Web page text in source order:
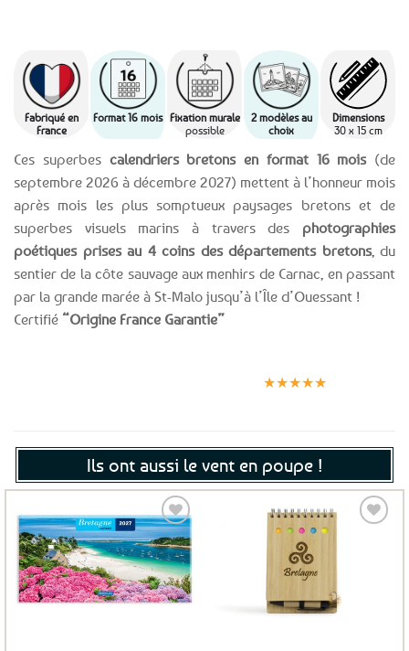
Ces superbes calendriers bretons en format 16 mois(de
septembre 2026 à décembre 2027) mettent à l’honneur mois
après mois les plus somptueux paysages bretons et de
superbes visuels marins à travers des photographies
poétiques prises au 4 coins des départements bretons, du
sentier de la côte sauvage aux menhirs de Carnac, en passant
par la grande marée à St-Malo jusqu’à l’Île d’Ouessant !
Certifié “Origine France Garantie”
Fabriqué en
France
Format 16 mois Fixation murale
possible
2 modèles au
choix
Dimensions
30 x 15 cm
★★★★★
Ils ont aussi le vent en poupe !